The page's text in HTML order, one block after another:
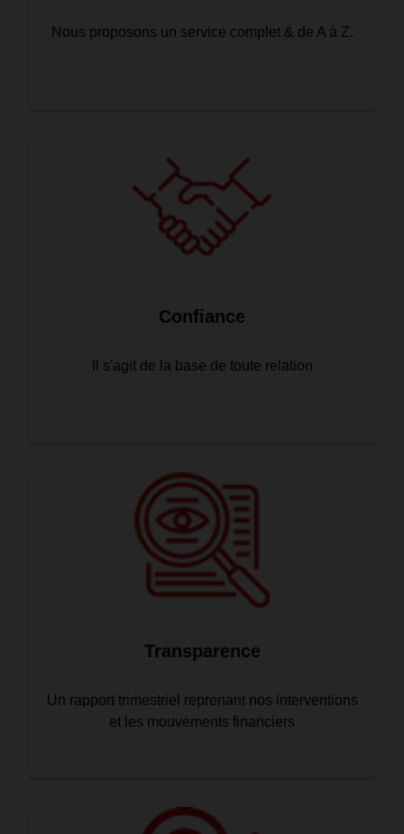
Nous proposons un service complet & de A à Z.
Confiance
Il s'agit de la base de toute relation
Transparence
Un rapport trimestriel reprenant nos interventions
et les mouvements financiers